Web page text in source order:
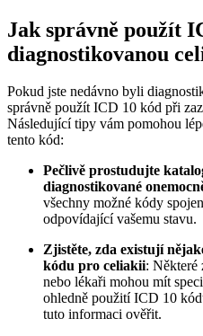
Jak správně použít
diagnostikovanou
Pokud jste nedávno ​byli⁣
‍správně použít ICD 10⁢ kód‍ při
Následující tipy vám pomohou
tento‌ kód:
Pečlivě⁣ prostudujte‍
diagnostikované
všechny možné kódy
odpovídající ‍vašemu stavu.
Zjistěte, zda existují
kódu pro celiakii: Některé
nebo lékaři mohou mít
ohledně​ použití‍ ICD 10
tuto informaci ověřit.